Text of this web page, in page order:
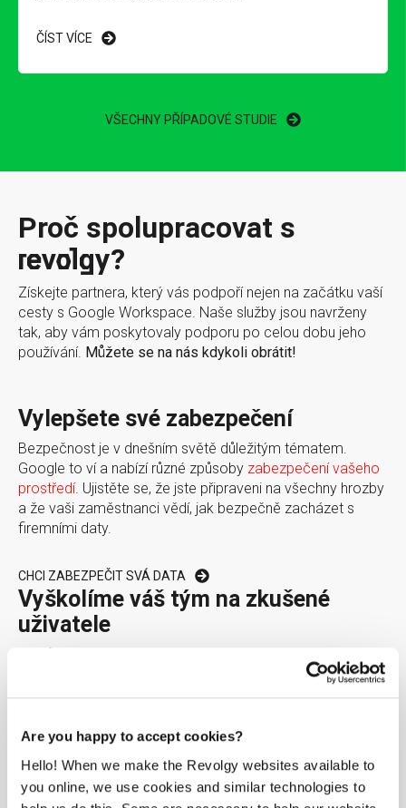
Are you happy to accept cookies?
Hello! When we make the Revolgy websites available to
you online, we use cookies and similar technologies to
ČÍST VÍCE
VŠECHNY PŘÍPADOVÉ STUDIE
Proč spolupracovat s
revolgy?
Získejte partnera, který vás podpoří nejen na začátku vaší
cesty s Google Workspace. Naše služby jsou navrženy
tak, aby vám poskytovaly podporu po celou dobu jeho
používání. Můžete se na nás kdykoli obrátit!
Vylepšete své zabezpečení
Bezpečnost je v dnešním světě důležitým tématem.
Google to ví a nabízí různé způsoby zabezpečení vašeho
prostředí. Ujistěte se, že jste připraveni na všechny hrozby
a že vaši zaměstnanci vědí, jak bezpečně zacházet s
firemními daty.
CHCI ZABEZPEČIT SVÁ DATA
Vyškolíme váš tým na zkušené
uživatele
Je důležité umět správně používat nástroje. Díky našemu
školení se váš tým seznámí se všemi funkcemi a
výhodami a získá dovednosti, jak je správně a efektivně
produktivnější.
ŠKOLENÍ A FUNKCE AI